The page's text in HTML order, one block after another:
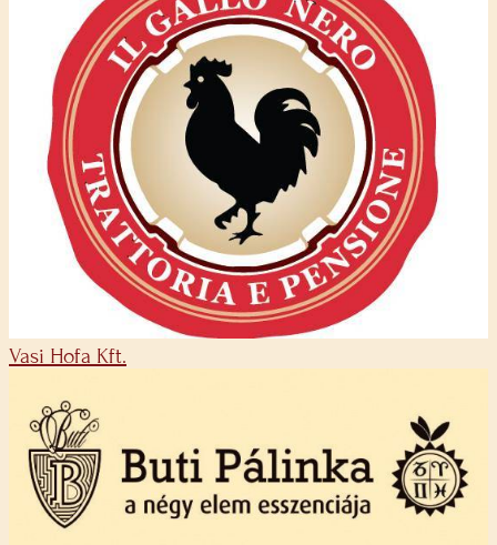
Vasi Hofa Kft.